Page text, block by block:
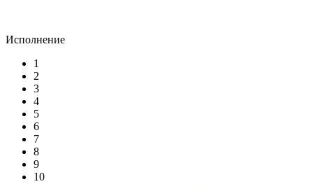
Исполнение
1
2
3
4
5
6
7
8
9
10